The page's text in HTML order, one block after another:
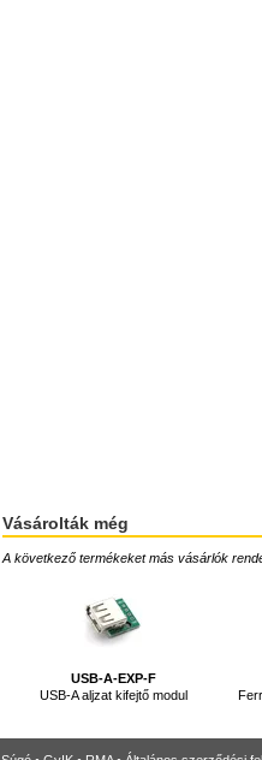
Vásárolták még
A következő termékeket más vásárlók
USB-A-EXP-F
USB-A aljzat kifejtő modul